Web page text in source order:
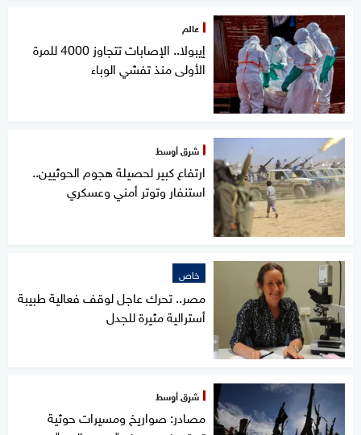
عالم
إيبولا.. الإصابات تتجاوز 4000 للمرة
الأولى منذ تفشي الوباء
شرق أوسط
ارتفاع كبير لحصيلة هجوم الحوثيين..
استنفار وتوتر أمني وعسكري
خاص
مصر.. تحرك عاجل لوقف فعالية طبيبة
أسترالية مثيرة للجدل
شرق أوسط
مصادر: صواريخ ومسيرات حوثية